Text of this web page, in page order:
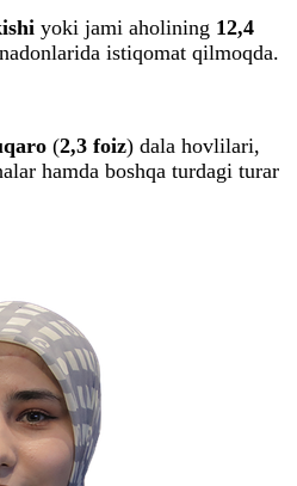
yoki jami aholining 12,4
istiqomat qilmoqda.
(2,3 foiz) dala hovlilari,
hamda boshqa turdagi turar